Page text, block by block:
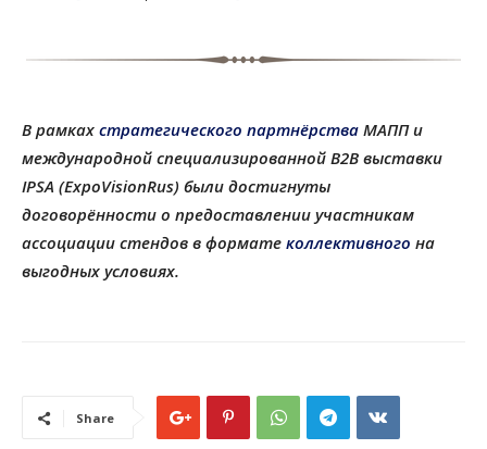
В рамках стратегического партнёрства МАПП и
международной специализированной B2B выставки
IPSA (ExpoVisionRus) были достигнуты
договорённости о предоставлении участникам
ассоциации стендов в формате коллективного на
выгодных условиях.
Share